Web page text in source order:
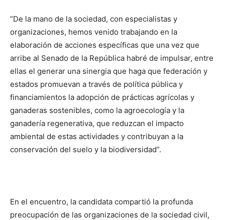
“De la mano de la sociedad, con especialistas y
organizaciones, hemos venido trabajando en la
elaboración de acciones específicas que una vez que
arribe al Senado de la República habré de impulsar, entre
ellas el generar una sinergia que haga que federación y
estados promuevan a través de política pública y
financiamientos la adopción de prácticas agrícolas y
ganaderas sostenibles, como la agroecología y la
ganadería regenerativa, que reduzcan el impacto
ambiental de estas actividades y contribuyan a la
conservación del suelo y la biodiversidad”.
En el encuentro, la candidata compartió la profunda
preocupación de las organizaciones de la sociedad civil,